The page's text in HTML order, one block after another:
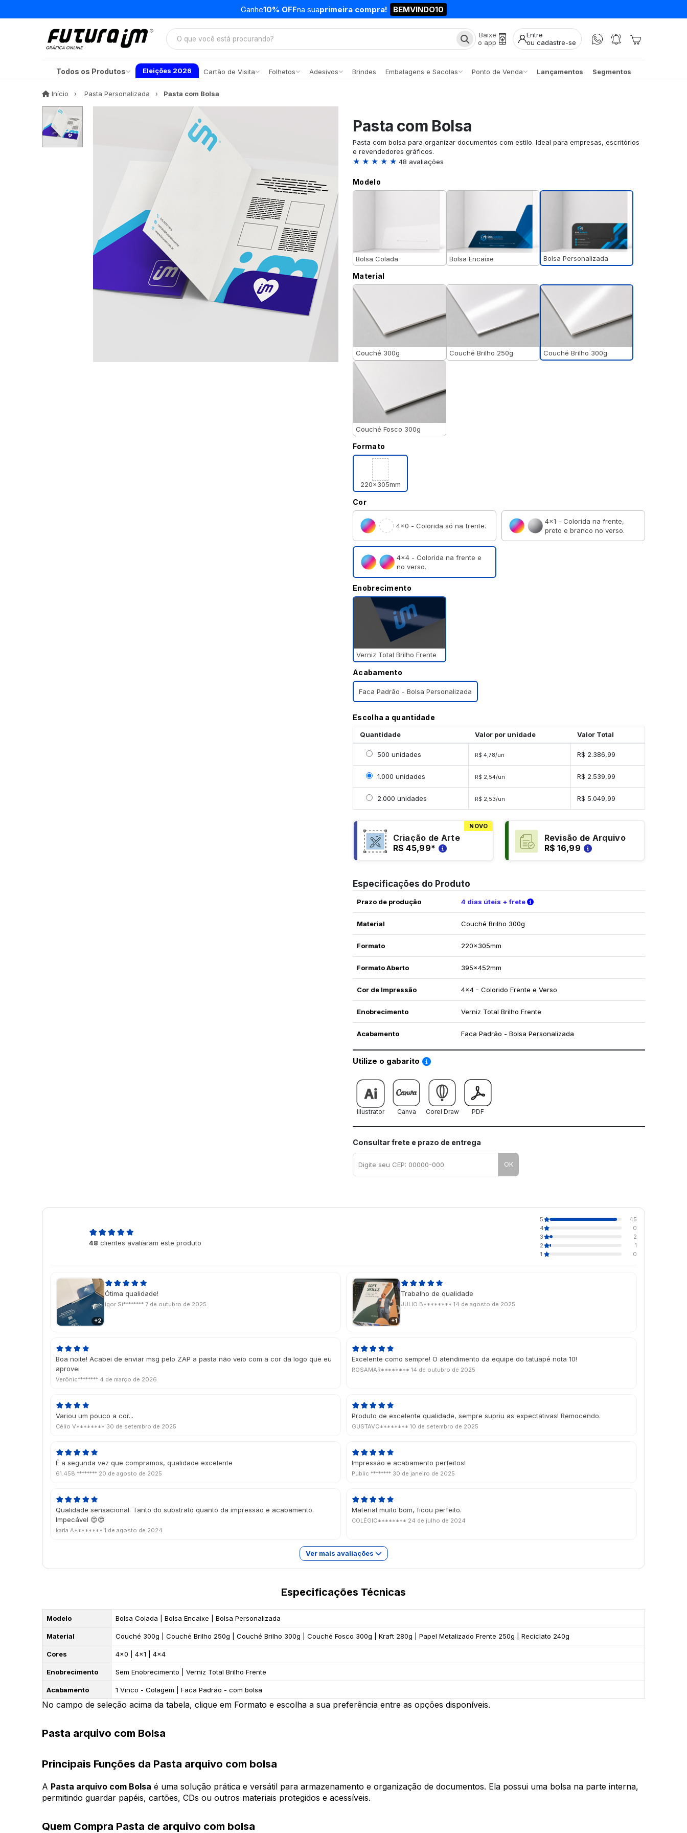
Ganhe10% OFFna suaprimeira compra! BEMVINDO10
Baixe
o app
Entre
ou cadastre-se
Todos os Produtos Eleições 2026 Cartão de Visita Folhetos Adesivos Brindes Embalagens e Sacolas Ponto de Venda Lançamentos Segmentos
Início InícioPasta Personalizada Pasta com Bolsa
Pasta com Bolsa
Pasta com bolsa para organizar documentos com estilo. Ideal para empresas, escritórios
e revendedores gráficos.
★ ★ ★ ★ ★ 48 avaliações
Modelo
Bolsa Colada Bolsa Encaixe Bolsa Personalizada
Material
Couché 300g Couché Brilho 250g Couché Brilho 300g
Couché Fosco 300g
Formato
220x305mm
Cor
4×0 - Colorida só na frente.
4×1 - Colorida na frente,
preto e branco no verso.
4×4 - Colorida na frente e
no verso.
Enobrecimento
Verniz Total Brilho Frente
Acabamento
Faca Padrão - Bolsa Personalizada
Escolha a quantidade
Quantidade Valor por unidade Valor Total
Selecionar 500 unidades
500 unidades R$ 4,78/un R$ 2.386,99
Selecionar 1000 unidades
1.000 unidades R$ 2,54/un R$ 2.539,99
Selecionar 2000 unidades
2.000 unidades R$ 2,53/un R$ 5.049,99
NOVO
Criação de Arte
R$ 45,99*
Revisão de Arquivo
R$ 16,99
Especificações do Produto
Prazo de produção 4 dias úteis + frete Verifique as condições de entrega
Material Couché Brilho 300g
Formato 220x305mm
Formato Aberto 395x452mm
Cor de Impressão 4x4 - Colorido Frente e Verso
Enobrecimento Verniz Total Brilho Frente
Acabamento Faca Padrão - Bolsa Personalizada
Utilize o gabarito Saiba como utilizar os nossos gabaritos
Illustrator Canva Corel Draw PDF
Consultar frete e prazo de entrega
OK
48 clientes avaliaram este produto
5
45
4
0
3
2
2
1
1
0
+2
Ótima qualidade!
Igor Si******** 7 de outubro de 2025
+1
Trabalho de qualidade
JULIO B******** 14 de agosto de 2025
Boa noite! Acabei de enviar msg pelo ZAP a pasta não veio com a cor da logo que eu
aprovei
Verônic******** 4 de março de 2026
Excelente como sempre! O atendimento da equipe do tatuapé nota 10!
ROSAMAR******** 14 de outubro de 2025
Variou um pouco a cor...
Célio V******** 30 de setembro de 2025
Produto de excelente qualidade, sempre supriu as expectativas! Remocendo.
GUSTAVO******** 10 de setembro de 2025
É a segunda vez que compramos, qualidade excelente
61.458.******** 20 de agosto de 2025
Impressão e acabamento perfeitos!
Public ******** 30 de janeiro de 2025
Qualidade sensacional. Tanto do substrato quanto da impressão e acabamento.
Impecável 😍😍
karla A******** 1 de agosto de 2024
Material muito bom, ficou perfeito.
COLÉGIO******** 24 de julho de 2024
Ver mais avaliações
Especificações Técnicas
Modelo Bolsa Colada | Bolsa Encaixe | Bolsa Personalizada
Material Couché 300g | Couché Brilho 250g | Couché Brilho 300g | Couché Fosco 300g | Kraft 280g | Papel Metalizado Frente 250g | Reciclato 240g
Cores 4x0 | 4x1 | 4x4
Enobrecimento Sem Enobrecimento | Verniz Total Brilho Frente
Acabamento 1 Vinco - Colagem | Faca Padrão - com bolsa
No campo de seleção acima da tabela, clique em Formato e escolha a sua preferência entre as opções disponíveis.
Pasta arquivo com Bolsa
Principais Funções da Pasta arquivo com bolsa
A Pasta arquivo com Bolsa é uma solução prática e versátil para armazenamento e organização de documentos. Ela possui uma bolsa na parte interna,
permitindo guardar papéis, cartões, CDs ou outros materiais protegidos e acessíveis.
Quem Compra Pasta de arquivo com bolsa